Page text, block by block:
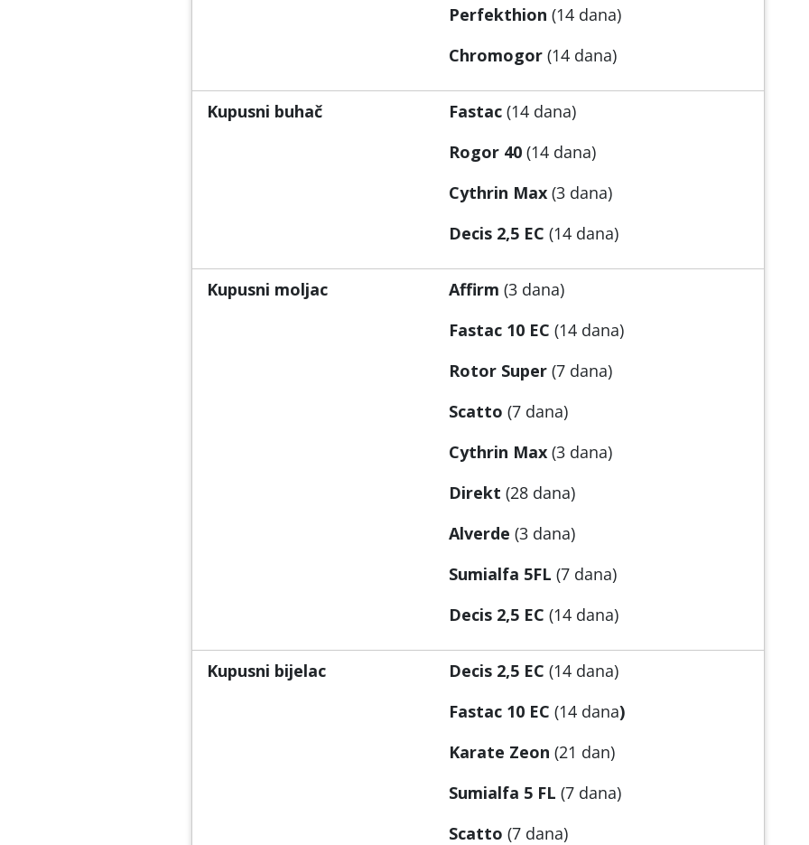
Perfekthion (14 dana)
Chromogor (14 dana)
Kupusni buhač Fastac (14 dana)
Rogor 40 (14 dana)
Cythrin Max (3 dana)
Decis 2,5 EC (14 dana)
Kupusni moljac Affirm (3 dana)
Fastac 10 EC (14 dana)
Rotor Super (7 dana)
Scatto (7 dana)
Cythrin Max (3 dana)
Direkt (28 dana)
Alverde (3 dana)
Sumialfa 5FL (7 dana)
Decis 2,5 EC (14 dana)
Kupusni bijelac Decis 2,5 EC (14 dana)
Fastac 10 EC (14 dana)
Karate Zeon (21 dan)
Sumialfa 5 FL (7 dana)
Scatto (7 dana)